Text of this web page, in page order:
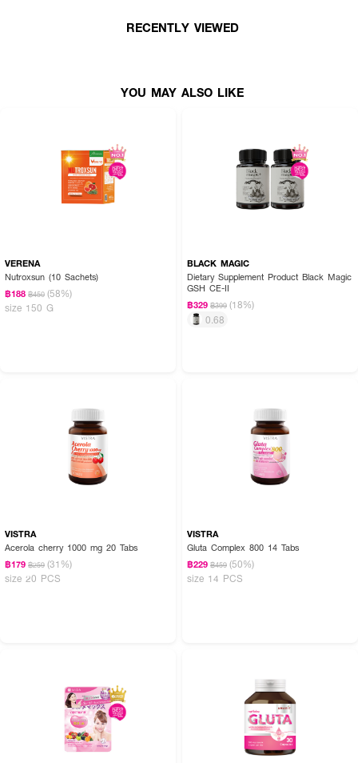
● ผลิตภัณฑ์เสริมอาหาร โบมิ อะควา ลูมินา
รูขุมขนกระชับ ผิวดูละเอียดขึ้น
ผิวดูเด็ก ลดความชัดของริ้วรอย
● 30 capsules
RECENTLY VIEWED
YOU MAY ALSO LIKE
VERENA
Nutroxsun (10 Sachets)
฿188 ฿450 (58%)
size 150 G
BLACK MAGIC
Dietary Supplement Product Black Magic
GSH CE-II
฿329 ฿399 (18%)
0.68
VISTRA
Acerola cherry 1000 mg 20 Tabs
฿179 ฿259 (31%)
size 20 PCS
VISTRA
Gluta Complex 800 14 Tabs
฿229 ฿459 (50%)
size 14 PCS